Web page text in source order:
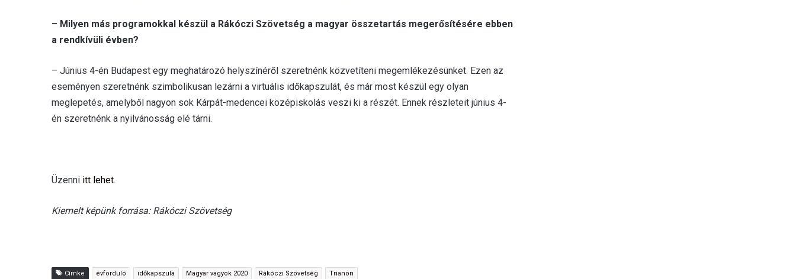
– Milyen más programokkal készül a Rákóczi Szövetség a magyar összetartás megerősítésére ebben
a rendkívüli évben?
– Június 4-én Budapest egy meghatározó helyszínéről szeretnénk közvetíteni megemlékezésünket. Ezen az
eseményen szeretnénk szimbolikusan lezárni a virtuális időkapszulát, és már most készül egy olyan
meglepetés, amelyből nagyon sok Kárpát-medencei középiskolás veszi ki a részét. Ennek részleteit június 4-
én szeretnénk a nyilvánosság elé tárni.
Üzenni itt lehet.
Kiemelt képünk forrása: Rákóczi Szövetség
Címke évforduló időkapszula Magyar vagyok 2020 Rákóczi Szövetség Trianon